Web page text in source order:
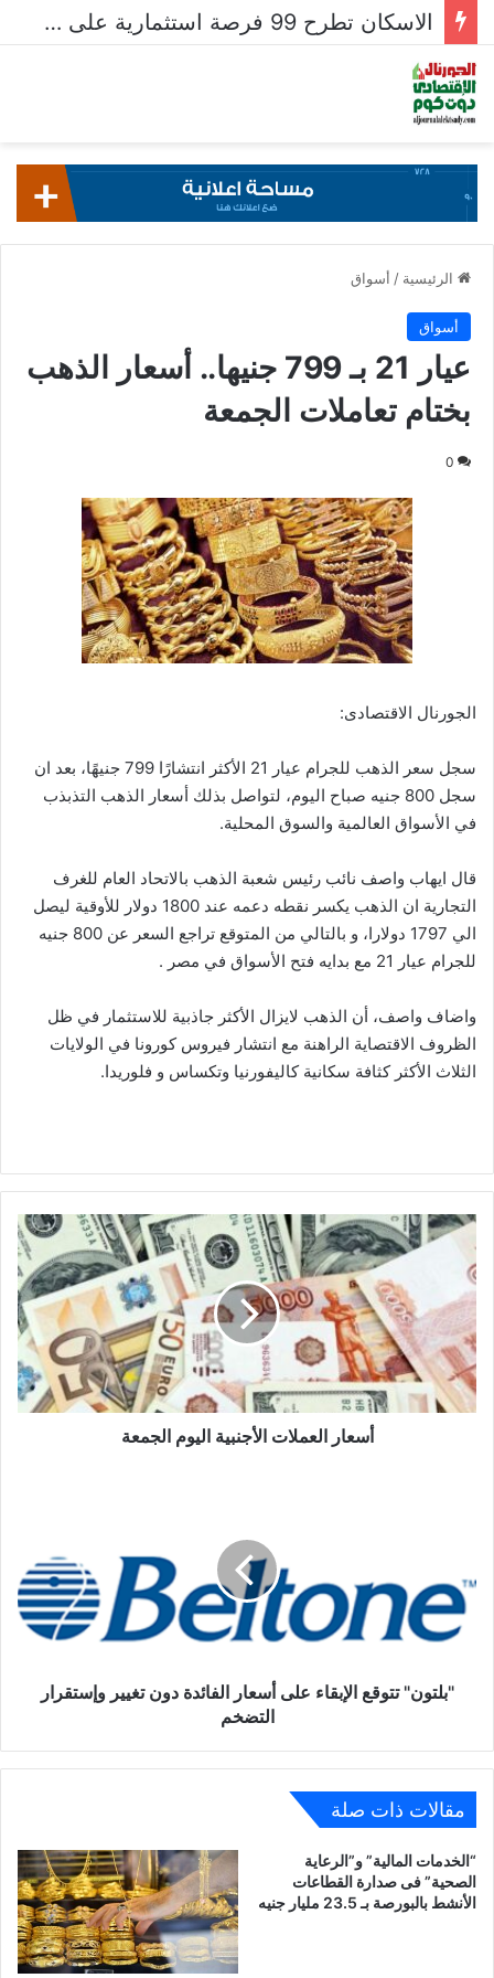
الاسكان تطرح 99 فرصة استثمارية على بوابة خدمات المستثمرين للشركات المصرية واستقبال 204 طلبات للشركات الأجنبية
الرئيسية / أسواق
أسواق
عيار 21 بـ 799 جنيها.. أسعار الذهب
بختام تعاملات الجمعة
0
الجورنال الاقتصادى:
سجل سعر الذهب للجرام عيار 21 الأكثر انتشارًا 799 جنيهًا، بعد ان
سجل 800 جنيه صباح اليوم، لتواصل بذلك أسعار الذهب التذبذب
في الأسواق العالمية والسوق المحلية.
قال ايهاب واصف نائب رئيس شعبة الذهب بالاتحاد العام للغرف
التجارية ان الذهب يكسر نقطه دعمه عند 1800 دولار للأوقية ليصل
الي 1797 دولارا، و بالتالي من المتوقع تراجع السعر عن 800 جنيه
للجرام عيار 21 مع بدايه فتح الأسواق في مصر .
واضاف واصف، أن الذهب لايزال الأكثر جاذبية للاستثمار في ظل
الظروف الاقتصاية الراهنة مع انتشار فيروس كورونا في الولايات
الثلاث الأكثر كثافة سكانية كاليفورنيا وتكساس و فلوريدا.
أسعار
العملات
الأجنبية
اليوم
الجمعة
أسعار العملات الأجنبية اليوم الجمعة
الفائدة
دون
تغيير
التضخم
"بلتون" تتوقع الإبقاء على أسعار الفائدة دون تغيير وإستقرار
التضخم
مقالات ذات صلة
“الخدمات المالية” و”الرعاية
الصحية” فى صدارة القطاعات
الأنشط بالبورصة بـ 23.5 مليار جنيه